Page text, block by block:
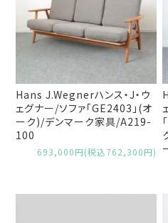
Hans J.Wegnerハンス・J・ウ
ェグナー/ソファ「GE2403」(オ
ーク)/デンマーク家具/A219-
100
693,000円(税込762,300円)